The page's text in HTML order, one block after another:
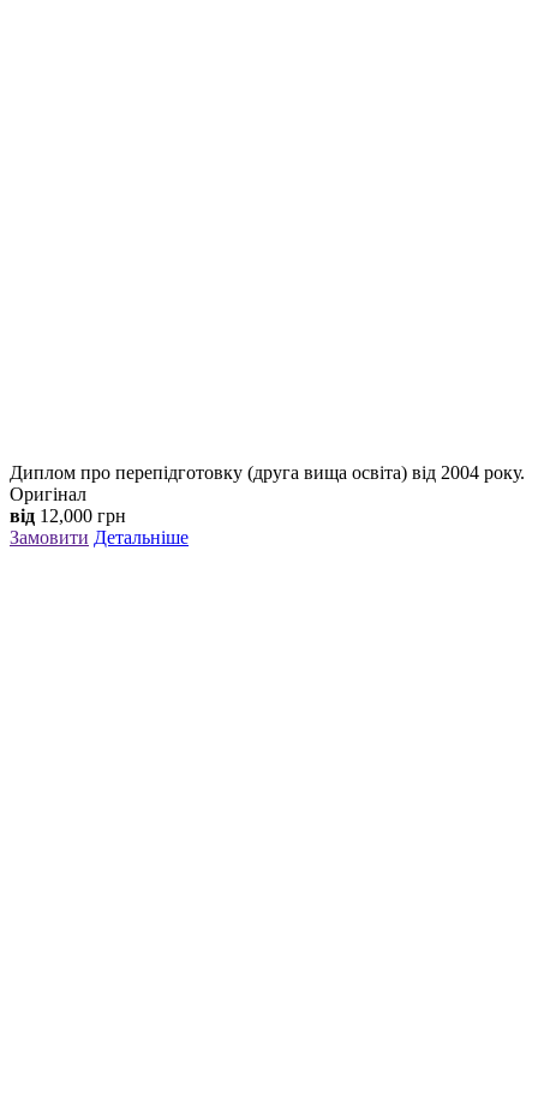
Диплом про перепідготовку (друга вища освіта) від 2004 року.
Оригінал
від 12,000 грн
Замовити Детальніше